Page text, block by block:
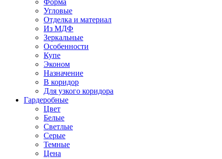
Форма
Угловые
Отделка и материал
Из МДФ
Зеркальные
Особенности
Купе
Эконом
Назначение
В коридор
Для узкого коридора
Гардеробные
Цвет
Белые
Светлые
Серые
Темные
Цена